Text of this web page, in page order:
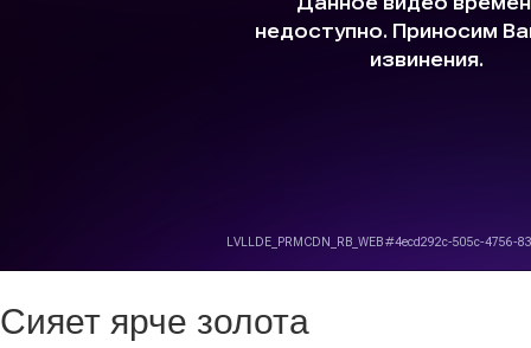
Сияет ярче золота